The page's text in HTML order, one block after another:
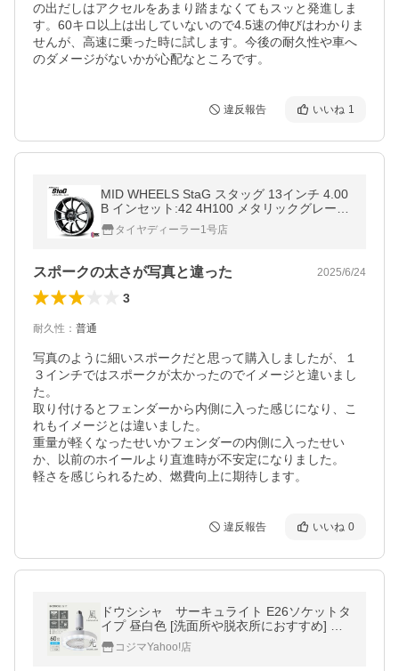
の出だしはアクセルをあまり踏まなくてもスッと発進しま
す。60キロ以上は出していないので4.5速の伸びはわかりま
せんが、高速に乗った時に試します。今後の耐久性や車へ
のダメージがないかが心配なところです。
違反報告 いいね 1
MID WHEELS StaG スタッグ 13インチ 4.00
B インセット:42 4H100 メタリックグレー
ホイール4本セット N-BOX JF1 ワゴンR MH
34S 軽カー 等に
タイヤディーラー1号店
スポークの太さが写真と違った 2025/6/24
3
耐久性 ： 普通
写真のように細いスポークだと思って購入しましたが、１
３インチではスポークが太かったのでイメージと違いまし
た。
取り付けるとフェンダーから内側に入った感じになり、こ
れもイメージとは違いました。
重量が軽くなったせいかフェンダーの内側に入ったせい
か、以前のホイールより直進時が不安定になりました。
軽さを感じられるため、燃費向上に期待します。
違反報告 いいね 0
ドウシシャ サーキュライト E26ソケットタ
イプ 昼白色 [洗面所や脱衣所におすすめ] WH
KSLS61N
コジマYahoo!店